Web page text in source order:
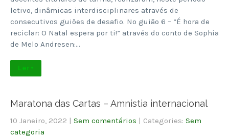
letivo, dinâmicas interdisciplinares através de
consecutivos guiões de desafio. No guião 6 – “É hora de
reciclar: O Natal espera por ti!” através do conto de Sophia
de Melo Andresen:…
Ler +
Maratona das Cartas – Amnistia internacional
10 Janeiro, 2022 | Sem comentários | Categories: Sem
categoria